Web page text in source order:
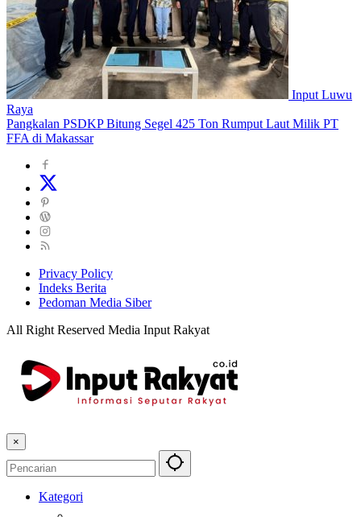
Input Luwu
Raya
Pangkalan PSDKP Bitung Segel 425 Ton Rumput Laut Milik PT
FFA di Makassar
Privacy Policy
Indeks Berita
Pedoman Media Siber
All Right Reserved Media Input Rakyat
×
Kategori